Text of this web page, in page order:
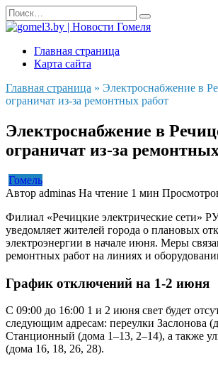
Перейти
к
содержанию
Search
for:
Главная страница
Карта сайта
Главная страница » Электроснабжение в
ограничат из-за ремонтных работ
Электроснабжение в
ограничат из-за
Гомель
Автор adminas На чтение 1 мин
Филиал «Речицкие электрические сети»
уведомляет жителей города о плановых
электроэнергии в начале июня. Меры
ремонтных работ на линиях и
График отключений на 1-2 июня
С 09:00 до 16:00 1 и 2 июня свет будет
следующим адресам: переулки Заслонова
Станционный (дома 1–13, 2–14), а также
(дома 16, 18, 26, 28).